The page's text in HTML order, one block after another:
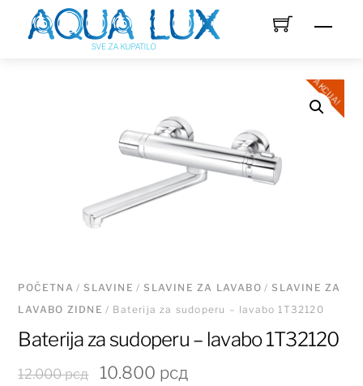
AKCIJA!
POČETNA/SLAVINE /SLAVINE ZA LAVABO/SLAVINE ZA
LAVABO ZIDNE / Baterija za sudoperu – lavabo 1T32120
Baterija za sudoperu – lavabo 1T32120
12.000рсд
Originalna
10.800 рсдTrenutna